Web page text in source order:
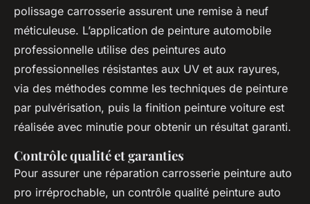
polissage carrosserie assurent une remise à neuf
méticuleuse. L’application de peinture automobile
professionnelle utilise des peintures auto
professionnelles résistantes aux UV et aux rayures,
via des méthodes comme les techniques de peinture
par pulvérisation, puis la finition peinture voiture est
réalisée avec minutie pour obtenir un résultat garanti.
Contrôle qualité et garanties
Pour assurer une réparation carrosserie peinture auto
pro irréprochable, un contrôle qualité peinture auto